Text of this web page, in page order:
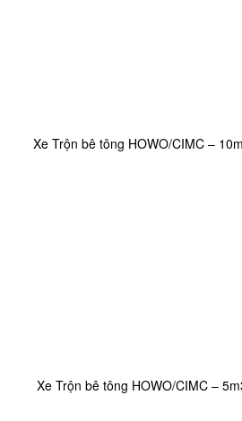
Xe Trộn bê tông HOWO/CIMC –
Xe Trộn bê tông HOWO/CIMC –